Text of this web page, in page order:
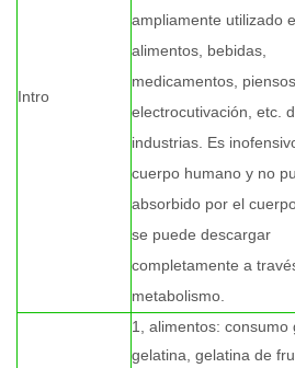
Intro
ampliamente utilizado
alimentos, bebidas,
medicamentos, piensos,
electrocutivación, etc.
industrias. Es
cuerpo humano y no
absorbido por el
se puede descargar
completamente a
metabolismo.
1, alimentos: consumo
gelatina, gelatina de